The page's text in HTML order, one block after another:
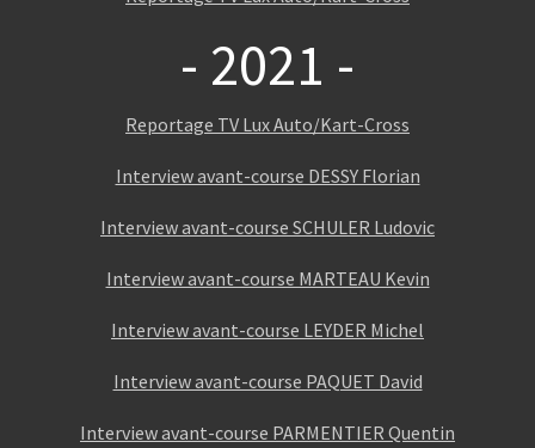
- 2021 -
Reportage TV Lux Auto/Kart-Cross
Interview avant-course DESSY Florian
Interview avant-course SCHULER Ludovic
Interview avant-course MARTEAU Kevin
Interview avant-course LEYDER Michel
Interview avant-course PAQUET David
Interview avant-course PARMENTIER Quentin